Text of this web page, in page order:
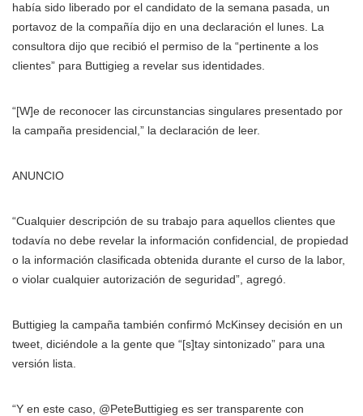
había sido liberado por el candidato de la semana pasada, un
portavoz de la compañía dijo en una declaración el lunes. La
consultora dijo que recibió el permiso de la “pertinente a los
clientes” para Buttigieg a revelar sus identidades.
“[W]e de reconocer las circunstancias singulares presentado por
la campaña presidencial,” la declaración de leer.
ANUNCIO
“Cualquier descripción de su trabajo para aquellos clientes que
todavía no debe revelar la información confidencial, de propiedad
o la información clasificada obtenida durante el curso de la labor,
o violar cualquier autorización de seguridad”, agregó.
Buttigieg la campaña también confirmó McKinsey decisión en un
tweet, diciéndole a la gente que “[s]tay sintonizado” para una
versión lista.
“Y en este caso, @PeteButtigieg es ser transparente con